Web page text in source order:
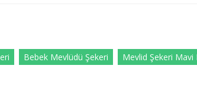
Bebek Mevlüdü Şekeri Mevlid Şekeri Mavi